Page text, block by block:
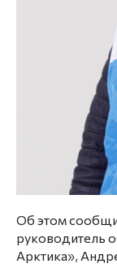
Об этом
руководитель
Арктика»,